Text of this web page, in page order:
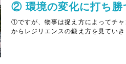
② 環境の変化に打ち勝
①ですが、物事は捉え方によってチ
からレジリエンスの鍛え方を見てい